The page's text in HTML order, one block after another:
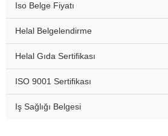
Iso Belge Fiyatı
Helal Belgelendirme
Helal Gıda Sertifikası
ISO 9001 Sertifikası
Iş Sağlığı Belgesi